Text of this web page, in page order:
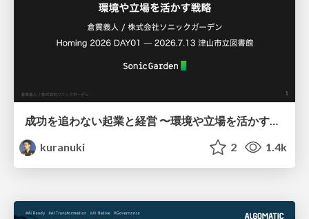
成功を追わない起業と経営 〜環境や立場を活かす戦略（Homing 2026）
kuranuki
2 1.4k